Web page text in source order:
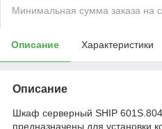
Минимальная сумма заказа на
Описание Характеристики
Описание
Шкаф серверный SHIP
предназначены для установки